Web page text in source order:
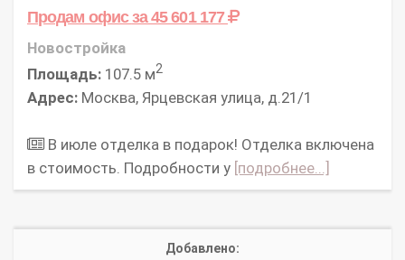
Продам офисза 45 601 177
Новостройка
Площадь: 107.5 м2
Адрес: Москва, Ярцевская улица, д.21/1
В июле отделка в подарок! Отделка включена
в стоимость. Подробности у [подробнее...]
Добавлено: